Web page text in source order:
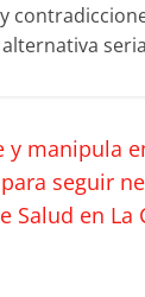
y manipula
seguir
Salud en La